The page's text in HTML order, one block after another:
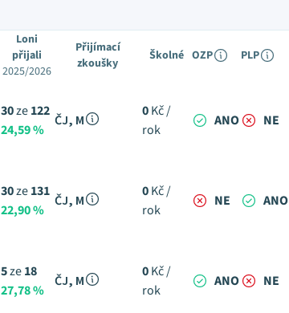
Loni
přijali
2025/2026
Přijímací
zkoušky
Školné OZP PLP
30ze122
24,59 %
ČJ, M
0Kč /
rok
ANO NE
30ze131
22,90 %
ČJ, M
0Kč /
rok
NE ANO
5ze18
27,78 %
ČJ, M
0Kč /
rok
ANO NE